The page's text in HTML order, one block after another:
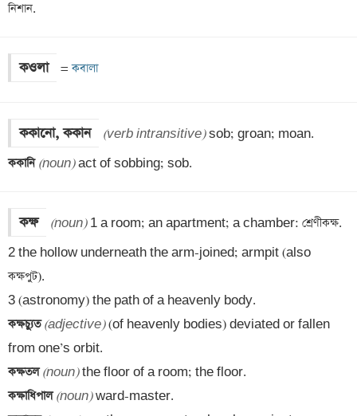
নিশান.
কওলা = কবালা
ককানো, ককান (verb intransitive)
ককানি (noun) act of sobbing; sob.
কক্ষ (noun) 1 a room; an apartment; a chamber: শ্রেণীকক্ষ.
2 the hollow underneath the arm-joined; armpit (also
কক্ষপুট).
কক্ষচ্যুত (adjective) (of heavenly bodies) deviated or fallen
কক্ষতল (noun)
কক্ষাধিপাল (noun)